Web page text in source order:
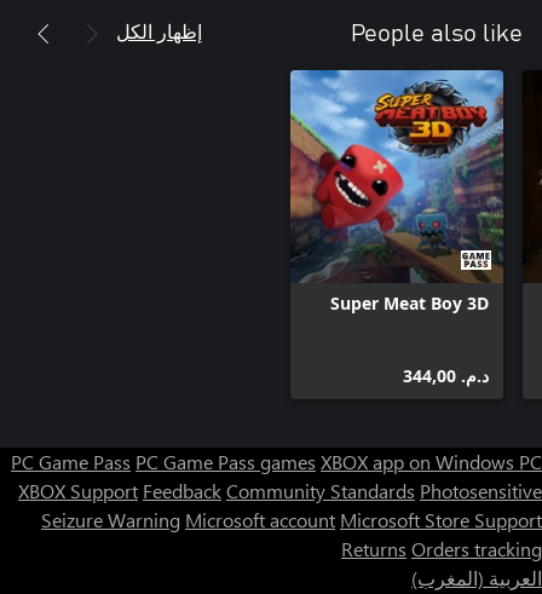
People also like إظهار الكل
Super Meat Boy 3D
د.م.‏ 344,00
PC Game Pass PC Game Pass games XBOX app on Windows PC
XBOX Support FeedbackCommunity Standards Photosensitive
Seizure Warning Microsoft account Microsoft Store Support
Returns Orders tracking
العربية (المغرب)